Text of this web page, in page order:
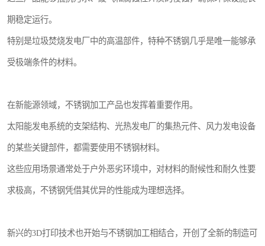
期稳定运行。
特别是垃圾焚烧发电厂中的高温部件，特种不锈钢几乎是唯一能够承
受极端条件的材料。
在新能源领域，不锈钢加工产品也发挥着重要作用。
太阳能发电系统的支架结构、光热发电厂的集热元件、风力发电设备
的某些关键部件，都需要使用不锈钢材料。
这些应用场景通常处于户外恶劣环境中，对材料的耐候性和耐久性要
求极高，不锈钢凭借其优异的性能成为理想选择。
新兴的3D打印技术也开始与不锈钢加工相结合，开创了全新的制造可